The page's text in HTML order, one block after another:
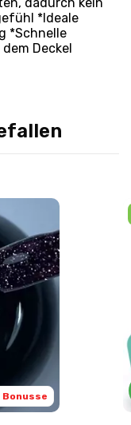
*Ideale
*Schnelle
Deckel
Bonusse